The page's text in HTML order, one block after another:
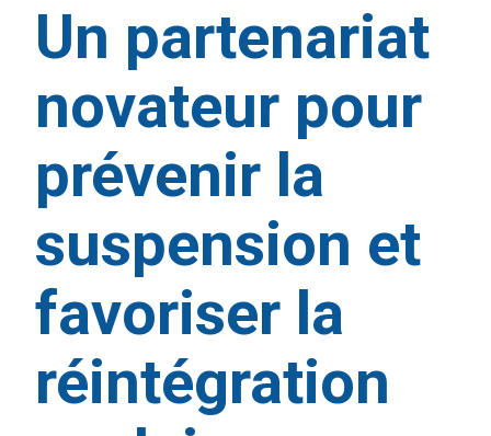
Un partenariat
novateur pour
prévenir la
suspension et
favoriser la
réintégration